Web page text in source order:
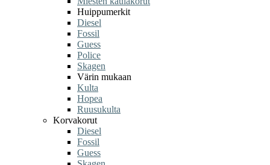
Huippumerkit
Diesel
Fossil
Guess
Police
Skagen
Värin mukaan
Kulta
Hopea
Ruusukulta
Korvakorut
Diesel
Fossil
Guess